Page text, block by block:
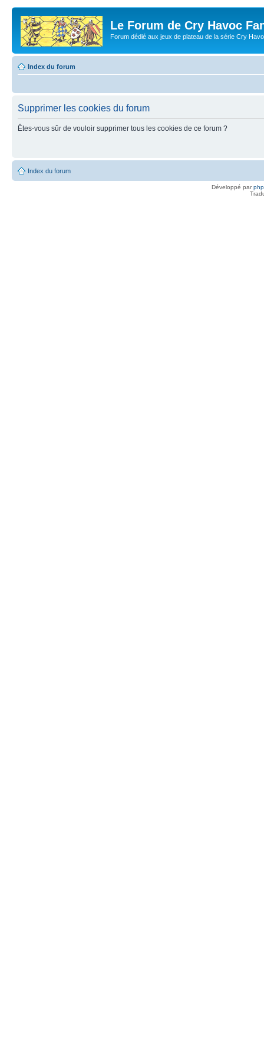
Le Forum de Cry Havoc
Forum dédié aux jeux de plateau de la série Cry
Index du forum
Supprimer les cookies du forum
Êtes-vous sûr de vouloir supprimer tous les cookies de ce forum ?
Index du forum
Développé par